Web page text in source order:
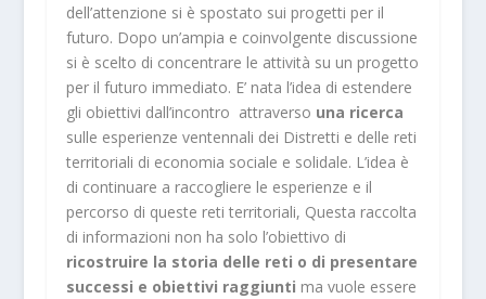
dell’attenzione si è spostato sui progetti per il
futuro. Dopo un’ampia e coinvolgente discussione
si è scelto di concentrare le attività su un progetto
per il futuro immediato. E’ nata l’idea di estendere
gli obiettivi dall’incontro attraverso una ricerca
sulle esperienze ventennali dei Distretti e delle reti
territoriali di economia sociale e solidale. L’idea è
di continuare a raccogliere le esperienze e il
percorso di queste reti territoriali, Questa raccolta
di informazioni non ha solo l’obiettivo di
ricostruire la storia delle reti o di presentare
successi e obiettivi raggiunti ma vuole essere